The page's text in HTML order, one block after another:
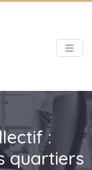
:
quartiers